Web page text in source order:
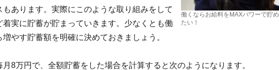
働くならお給料をMAXパワーで貯め
たい！
あります。実際にこのような取り組みをして
実に貯蓄が貯まっていきます。少なくとも働
やす貯蓄額を明確に決めておきましょう。
8万円で、全額貯蓄をした場合を計算すると次のようになります。